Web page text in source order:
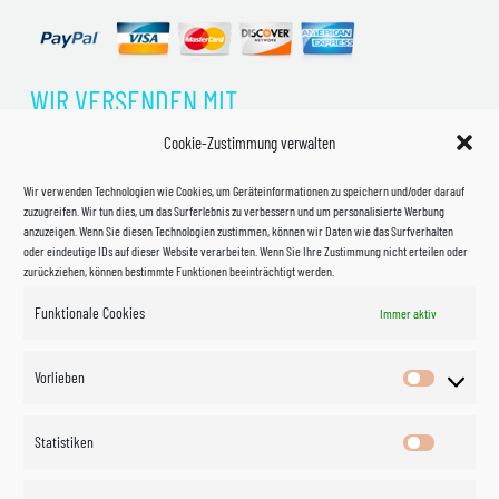
Cookie-Zustimmung verwalten
Wir verwenden Technologien wie Cookies, um Geräteinformationen zu speichern und/oder darauf
zuzugreifen. Wir tun dies, um das Surferlebnis zu verbessern und um personalisierte Werbung
anzuzeigen. Wenn Sie diesen Technologien zustimmen, können wir Daten wie das Surfverhalten
oder eindeutige IDs auf dieser Website verarbeiten. Wenn Sie Ihre Zustimmung nicht erteilen oder
zurückziehen, können bestimmte Funktionen beeinträchtigt werden.
Funktionale Cookies Immer aktiv
Vorlieben
Vorlieben
Statistiken
WIR VERSENDEN MIT